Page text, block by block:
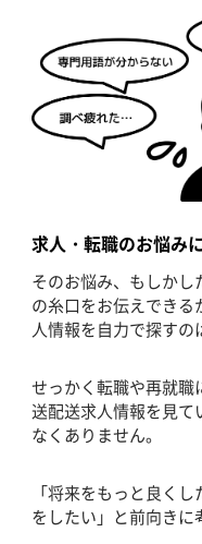
求人・転職のお悩み
そのお悩み、もしか
の糸口をお伝えでき
人情報を自力で探すの
せっかく転職や再就
送配送求人情報を見
なくありません。
「将来をもっと良く
をしたい」と前向きに